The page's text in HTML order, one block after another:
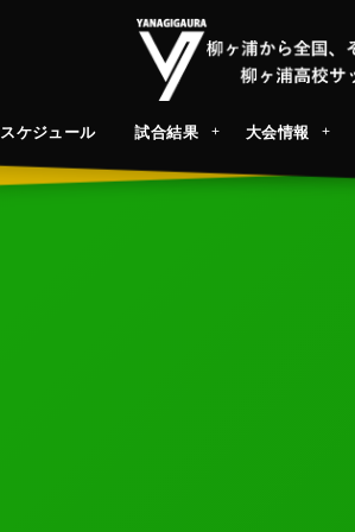
スケジュール 試合結果 大会情報